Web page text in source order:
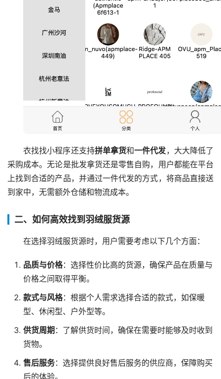
衣找找小程序还支持拼单拿货和一件代发，大大降低了
采购成本。无论是批发拿货还是零售自购，用户都能在平台
上找到合适的产品，并通过一件代发的方式，将商品直接送
到家中，无需额外仓储和物流成本。
二、如何高效找到羽绒服货源
在选择羽绒服货源时，用户需要考虑以下几个方面：
品质与价格：选择性价比高的货源，确保产品在质量与
价格之间取得平衡。
款式与风格：根据个人需求选择合适的款式，如保暖
型、休闲型、户外型等。
供货周期 ：了解供货时间，确保在需要时能够及时收到
货物。
售后服务：选择提供良好售后服务的供应商，保障购买
后的体验。